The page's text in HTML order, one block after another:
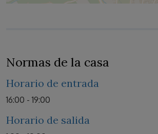
Normas de la casa
Horario de entrada
16:00 - 19:00
Horario de salida